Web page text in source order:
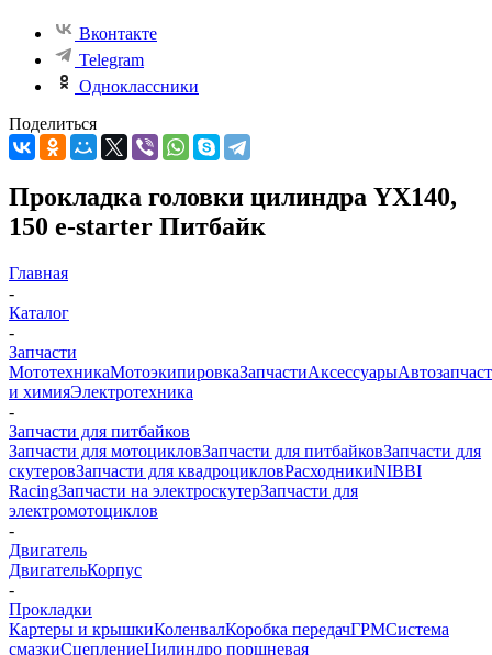
Вконтакте
Telegram
Одноклассники
Поделиться
Прокладка головки цилиндра YX140,
150 e-starter Питбайк
Главная
-
Каталог
-
Запчасти
МототехникаМотоэкипировкаЗапчастиАксессуары
и химияЭлектротехника
-
Запчасти для питбайков
Запчасти для мотоцикловЗапчасти для питбайковЗапчасти для
скутеровЗапчасти для квадроцикловРасходникиNIBBI
RacingЗапчасти на электроскутерЗапчасти для
электромотоциклов
-
Двигатель
ДвигательКорпус
-
Прокладки
Картеры и крышкиКоленвалКоробка передачГРМСистема
смазкиСцеплениеЦилиндро поршневая